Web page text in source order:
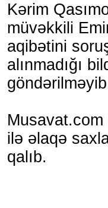
Kərim
müvəkkili
aqibətini
alınmadığı
ilə əlaqə
qalıb.